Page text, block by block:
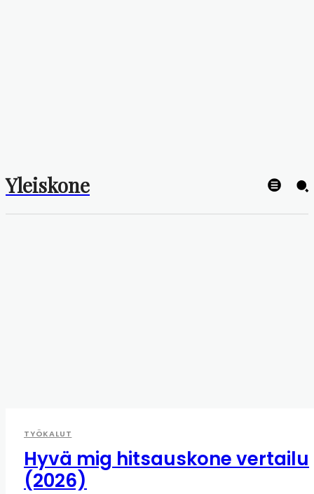
Yleiskone
TYÖKALUT
Hyvä mig hitsauskone vertailu
(2026)